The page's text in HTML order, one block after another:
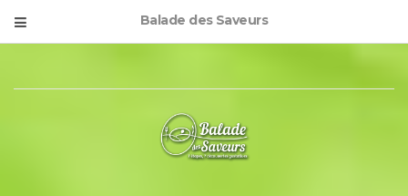
Balade des Saveurs